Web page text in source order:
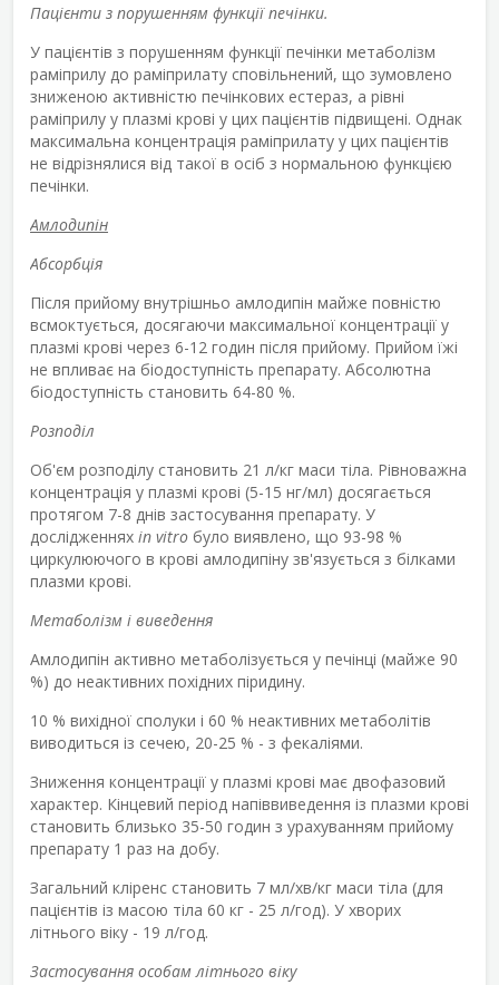
Пацієнти з порушенням функції печінки.
У пацієнтів з порушенням функції печінки метаболізм
раміприлу до раміприлату сповільнений, що зумовлено
зниженою активністю печінкових естераз, а рівні
раміприлу у плазмі крові у цих пацієнтів підвищені. Однак
максимальна концентрація раміприлату у цих пацієнтів
не відрізнялися від такої в осіб з нормальною функцією
печінки.
Амлодипін
Абсорбція
Після прийому внутрішньо амлодипін майже повністю
всмоктується, досягаючи максимальної концентрації у
плазмі крові через 6-12 годин після прийому. Прийом їжі
не впливає на біодоступність препарату. Абсолютна
біодоступність становить 64-80 %.
Розподіл
Об'єм розподілу становить 21 л/кг маси тіла. Рівноважна
концентрація у плазмі крові (5-15 нг/мл) досягається
протягом 7-8 днів застосування препарату. У
дослідженнях іn vitro було виявлено, що 93-98 %
циркулюючого в крові амлодипіну зв'язується з білками
плазми крові.
Метаболізм і виведення
Амлодипін активно метаболізується у печінці (майже 90
%) до неактивних похідних піридину.
10 % вихідної сполуки і 60 % неактивних метаболітів
виводиться із сечею, 20-25 % - з фекаліями.
Зниження концентрації у плазмі крові має двофазовий
характер. Кінцевий період напіввиведення із плазми крові
становить близько 35-50 годин з урахуванням прийому
препарату 1 раз на добу.
Загальний кліренс становить 7 мл/хв/кг маси тіла (для
пацієнтів із масою тіла 60 кг - 25 л/год). У хворих
літнього віку - 19 л/год.
Застосування особам літнього віку